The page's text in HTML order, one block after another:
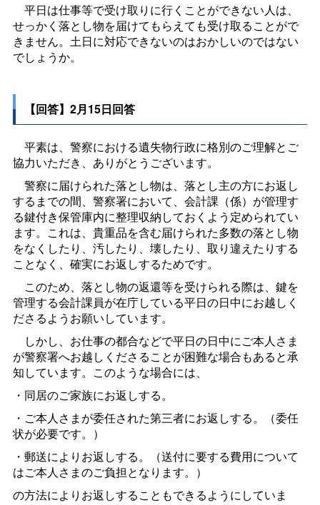
平日は仕事等で受け取りに行くことができない人は、
せっかく落とし物を届けてもらえても受け取ることがで
きません。土日に対応できないのはおかしいのではない
でしょうか。
【回答】2月15日回答
平素は、警察における遺失物行政に格別のご理解とご
協力いただき、ありがとうございます。
警察に届けられた落とし物は、落とし主の方にお返し
するまでの間、警察署において、会計課（係）が管理す
る鍵付き保管庫内に整理収納しておくよう定められてい
ます。これは、貴重品を含む届けられた多数の落とし物
をなくしたり、汚したり、壊したり、取り違えたりする
ことなく、確実にお返しするためです。
このため、落とし物の返還等を受けられる際は、鍵を
管理する会計課員が在庁している平日の日中にお越しく
ださるようお願いしています。
しかし、お仕事の都合などで平日の日中にご本人さま
が警察署へお越しくださることが困難な場合もあると承
知しています。このような場合には、
・同居のご家族にお返しする。
・ご本人さまが委任された第三者にお返しする。（委任
状が必要です。）
・郵送によりお返しする。（送付に要する費用について
はご本人さまのご負担となります。）
の方法によりお返しすることもできるようにしていま